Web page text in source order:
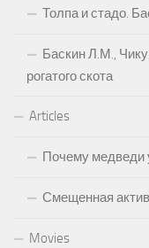
Толпа и стадо.
Баскин Л.М.,
рогатого скота
Articles
Почему медведи
Смещенная
Movies